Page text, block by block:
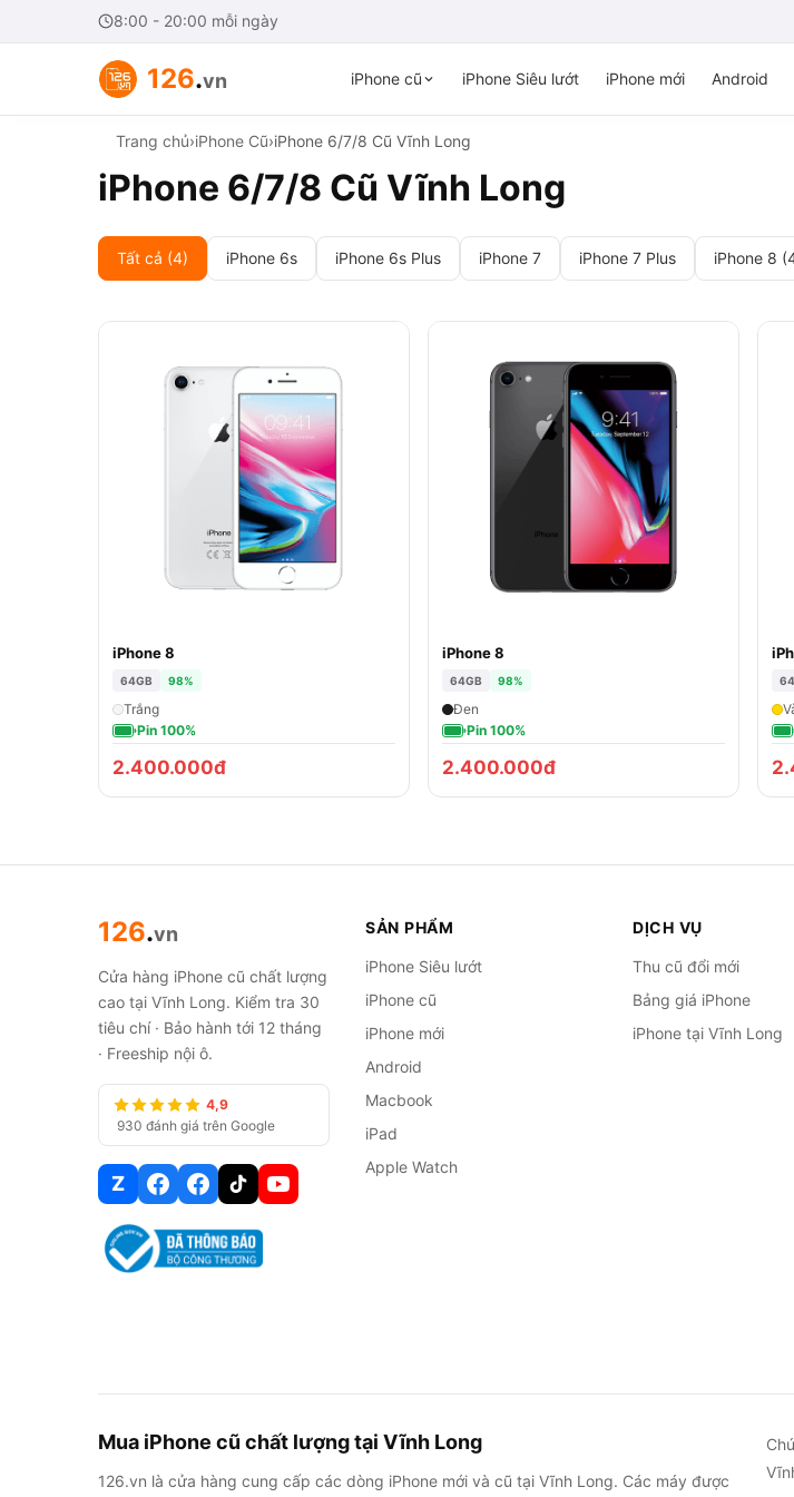
8:00 - 20:00 mỗi ngày
126.vn iPhone cũ iPhone Siêu lướt iPhone mới Android
Trang chủ›iPhone Cũ›iPhone 6/7/8 Cũ Vĩnh Long
iPhone 6/7/8 Cũ Vĩnh Long
Tất cả (4) iPhone 6s iPhone 6s Plus iPhone 7 iPhone 7 Plus iPhone 8
iPhone 8
64GB 98%
Trắng
Pin 100%
2.400.000đ
iPhone 8
64GB 98%
Đen
Pin 100%
2.400.000đ
126.vn
Cửa hàng iPhone cũ chất lượng
cao tại Vĩnh Long. Kiểm tra 30
tiêu chí · Bảo hành tới 12 tháng
· Freeship nội ô.
4,9
930 đánh giá trên Google
Z
SẢN PHẨM
iPhone Siêu lướt
iPhone cũ
iPhone mới
Android
Macbook
iPad
Apple Watch
DỊCH VỤ
Thu cũ đổi mới
Bảng giá iPhone
iPhone tại Vĩnh Long
Mua iPhone cũ chất lượng tại Vĩnh Long
126.vn là cửa hàng cung cấp các dòng iPhone mới và cũ tại Vĩnh Long. Các máy được